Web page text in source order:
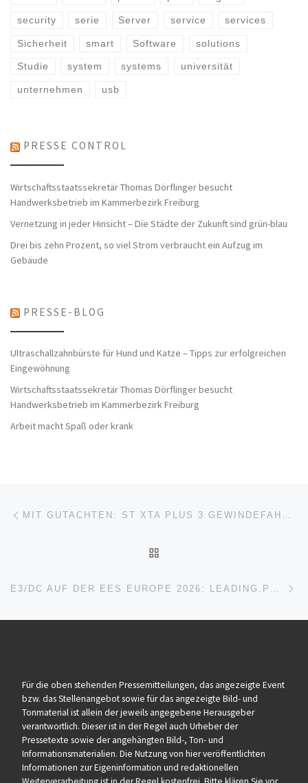
security serie Server service services
Sicherheit smart Software solutions
Studie system systems universität
unternehmen usb
PRESSE CONTROL
Wirtschaftsstaatssekretär Thomas Dörflinger besucht
Handwerksbetrieb im Kammerbezirk Freiburg
Vernetzung in jeder Hinsicht – Die Städte der Zukunft sind grün-blau
Drei bis zehn Prozent, so viel Strom verbraucht ein Aufzug im
Gebäude
PRESSE-BLOG
Ultraschallzahnbürste für Hund und Katze – Tipps zur erfolgreichen
Eingewöhnung
Wirtschaftsstaatssekretär Thomas Dörflinger besucht
Handwerksbetrieb im Kammerbezirk Freiburg
Arbeit macht Spaß oder krank
Beitragsnavigation
Für die oben stehenden Pressemitteilungen, das angezeigte Event
bzw. das Stellenangebot sowie für das angezeigte Bild- und
Tonmaterial ist allein der jeweils angegebene Herausgeber
verantwortlich. Dieser ist in der Regel auch Urheber der
Pressetexte sowie der angehängten Bild-, Ton- und
Informationsmaterialien. Die Nutzung von hier veröffentlichten
Informationen zur Eigeninformation und redaktionellen